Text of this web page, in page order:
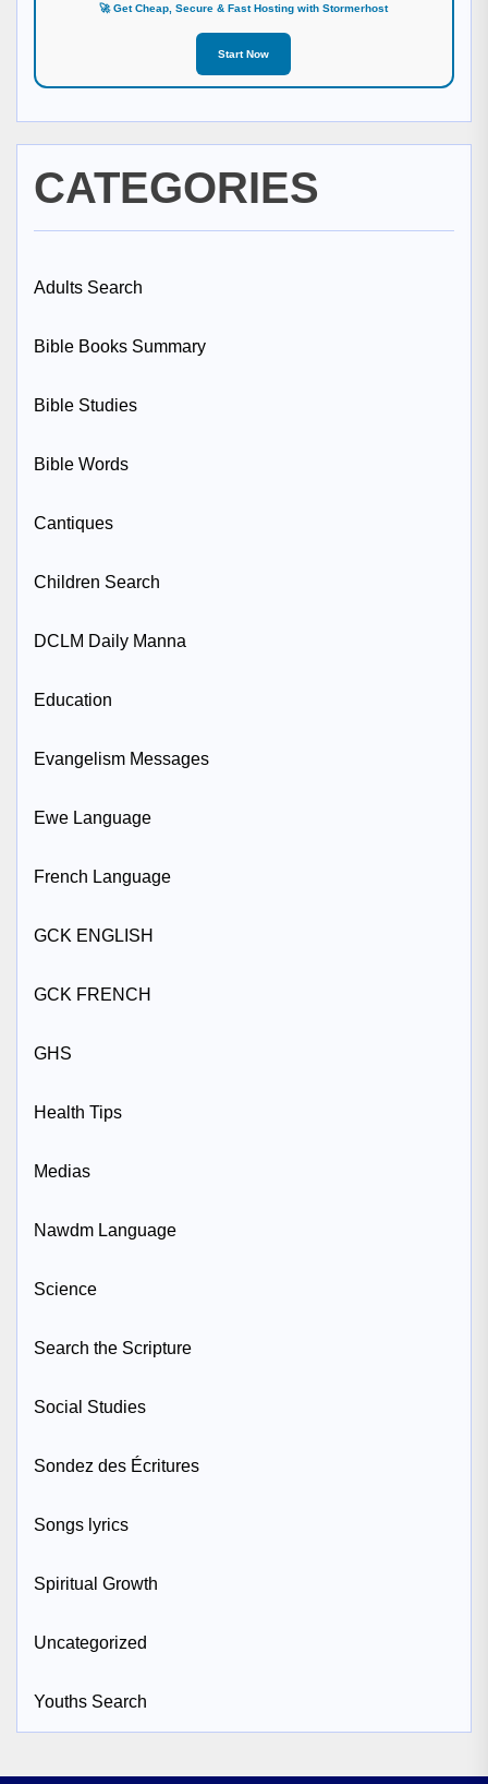
🚀 Get Cheap, Secure & Fast Hosting with Stormerhost
Start Now
CATEGORIES
Adults Search
Bible Books Summary
Bible Studies
Bible Words
Cantiques
Children Search
DCLM Daily Manna
Education
Evangelism Messages
Ewe Language
French Language
GCK ENGLISH
GCK FRENCH
GHS
Health Tips
Medias
Nawdm Language
Science
Search the Scripture
Social Studies
Sondez des Écritures
Songs lyrics
Spiritual Growth
Uncategorized
Youths Search